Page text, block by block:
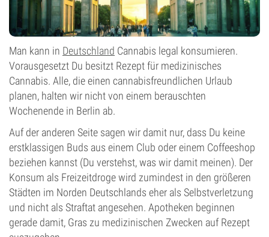
Man kann in Deutschland Cannabis legal konsumieren.
Vorausgesetzt Du besitzt Rezept für medizinisches
Cannabis. Alle, die einen cannabisfreundlichen Urlaub
planen, halten wir nicht von einem berauschten
Wochenende in Berlin ab.
Auf der anderen Seite sagen wir damit nur, dass Du keine
erstklassigen Buds aus einem Club oder einem Coffeeshop
beziehen kannst (Du verstehst, was wir damit meinen). Der
Konsum als Freizeitdroge wird zumindest in den größeren
Städten im Norden Deutschlands eher als Selbstverletzung
und nicht als Straftat angesehen. Apotheken beginnen
gerade damit, Gras zu medizinischen Zwecken auf Rezept